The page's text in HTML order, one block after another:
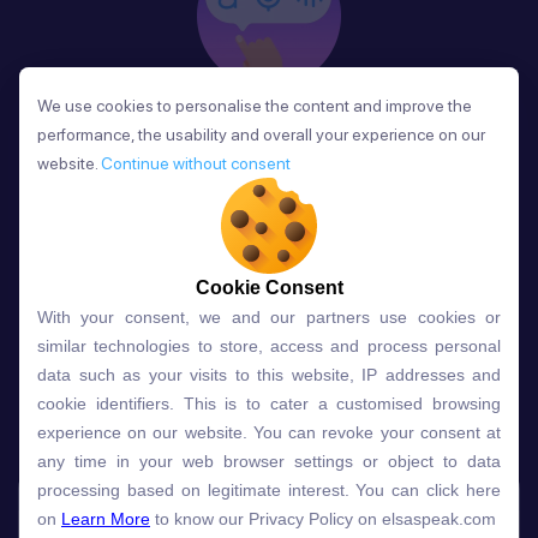
Phản Hồi
Sau mỗi bài học, người học nhận phản hồi về phát
âm và ngữ pháp ngay lập tức, giúp cải thiện kỹ năng
và tiến bộ nhanh chóng.
Lựa chọn gói học ELSA dành
cho bạn
Gói học Free Premium
Speech Analyzer
We use cookies to personalise the content and improve the
performance, the usability and overall your experience on our
website. Continue without consent
Cookie Consent
With your consent, we and our partners use cookies or
similar technologies to store, access and process personal
data such as your visits to this website, IP addresses and
cookie identifiers. This is to cater a customised browsing
experience on our website. You can revoke your consent at
any time in your web browser settings or object to data
processing based on legitimate interest. You can click here
on Learn More to know our Privacy Policy on elsaspeak.com
We use cookies to personalise the content and improve the
performance, the usability and overall your experience on our
website. Continue without consent
Cookie Consent
With your consent, we and our partners use cookies or
similar technologies to store, access and process personal
data such as your visits to this website, IP addresses and
cookie identifiers. This is to cater a customised browsing
experience on our website. You can revoke your consent at
any time in your web browser settings or object to data
processing based on legitimate interest. You can click here
on Learn More to know our Privacy Policy on elsaspeak.com